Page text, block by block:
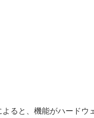
ると、機能がハードウ